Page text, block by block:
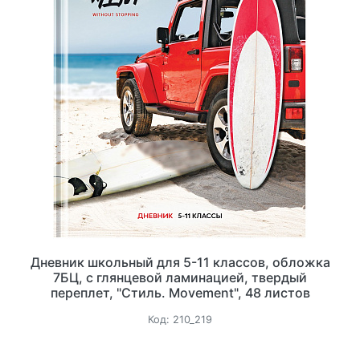
Дневник школьный для 5-11 классов, обложка
7БЦ, с глянцевой ламинацией, твердый
переплет, "Стиль. Movement", 48 листов
Код: 210_219